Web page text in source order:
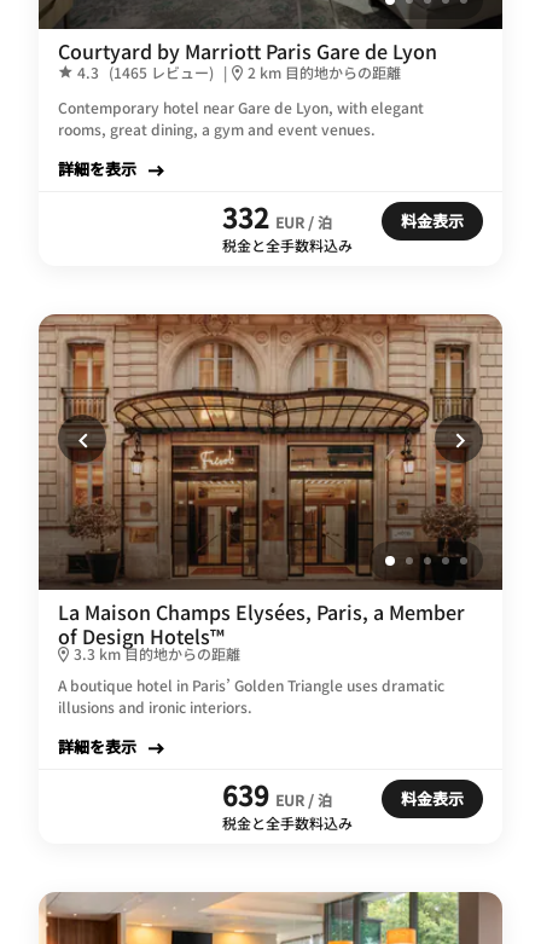
Courtyard by Marriott Paris Gare de Lyon
4.3 (1465 レビュー) |
2 km 目的地からの距離
Contemporary hotel near Gare de Lyon, with elegant
rooms, great dining, a gym and event venues.
詳細を表示
332 EUR / 泊
税金と全手数料込み
料金表示
La Maison Champs Elysées, Paris, a Member
of Design Hotels™
3.3 km 目的地からの距離
A boutique hotel in Paris’ Golden Triangle uses dramatic
illusions and ironic interiors.
詳細を表示
639 EUR / 泊
税金と全手数料込み
料金表示